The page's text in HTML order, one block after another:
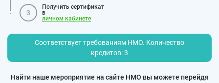
3
Получить сертификат
в
личном кабинете
Соответствует требованиям НМО. Количество
кредитов: 3
Найти наше мероприятие на сайте НМО вы можете перейдя